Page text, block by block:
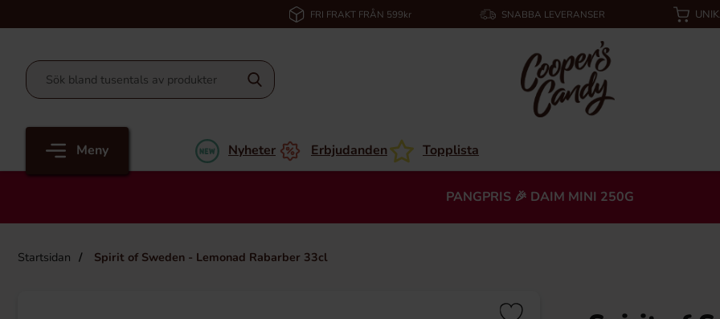
FRI FRAKT FRÅN 599kr SNABBA LEVERANSER
Meny Nyheter Erbjudanden Topplista
PANGPRIS 🎉 DAIM MINI 250G
Startsidan Spirit of Sweden - Lemonad Rabarber 33cl